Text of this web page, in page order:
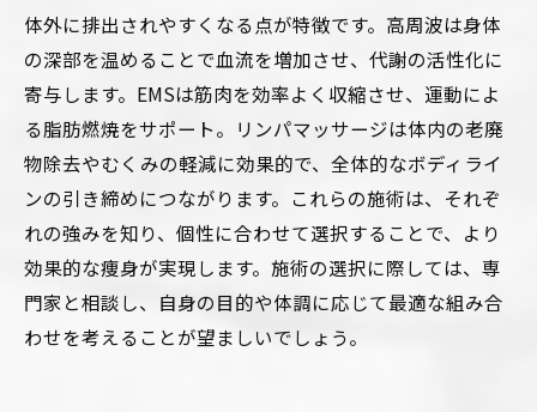
体外に排出されやすくなる点が特徴です。高周波は身体
の深部を温めることで血流を増加させ、代謝の活性化に
寄与します。EMSは筋肉を効率よく収縮させ、運動によ
る脂肪燃焼をサポート。リンパマッサージは体内の老廃
物除去やむくみの軽減に効果的で、全体的なボディライ
ンの引き締めにつながります。これらの施術は、それぞ
れの強みを知り、個性に合わせて選択することで、より
効果的な痩身が実現します。施術の選択に際しては、専
門家と相談し、自身の目的や体調に応じて最適な組み合
わせを考えることが望ましいでしょう。